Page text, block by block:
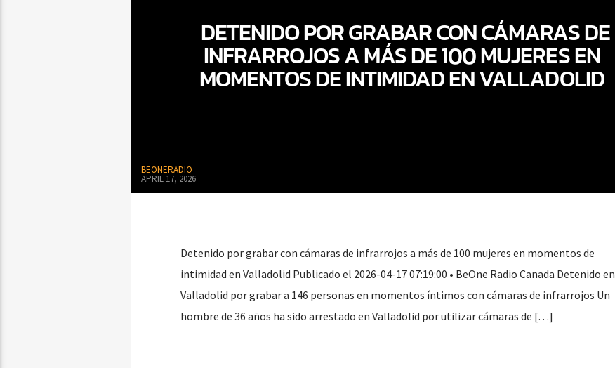
DETENIDO POR GRABAR CON CÁMARAS DE
INFRARROJOS A MÁS DE 100 MUJERES EN
MOMENTOS DE INTIMIDAD EN VALLADOLID
BEONERADIO
APRIL 17, 2026
Detenido por grabar con cámaras de infrarrojos a más de 100 mujeres en momentos de
intimidad en Valladolid Publicado el 2026-04-17 07:19:00 • BeOne Radio Canada Detenido en
Valladolid por grabar a 146 personas en momentos íntimos con cámaras de infrarrojos Un
hombre de 36 años ha sido arrestado en Valladolid por utilizar cámaras de […]